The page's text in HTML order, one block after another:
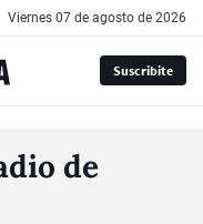
viernes 07 de agosto de 2026
Suscribite
de